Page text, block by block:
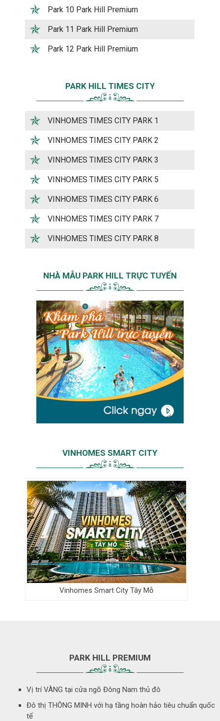
Park 10 Park Hill Premium
Park 11 Park Hill Premium
Park 12 Park Hill Premium
PARK HILL TIMES CITY
VINHOMES TIMES CITY PARK 1
VINHOMES TIMES CITY PARK 2
VINHOMES TIMES CITY PARK 3
VINHOMES TIMES CITY PARK 5
VINHOMES TIMES CITY PARK 6
VINHOMES TIMES CITY PARK 7
VINHOMES TIMES CITY PARK 8
NHÀ MẪU PARK HILL TRỰC TUYẾN
VINHOMES SMART CITY
Vinhomes Smart City Tây Mỗ
PARK HILL PREMIUM
Vị trí VÀNG tại cửa ngõ Đông Nam thủ đô
Đô thị THÔNG MINH với hạ tầng hoàn hảo tiêu chuẩn quốc
tế